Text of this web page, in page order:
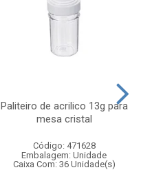
Paliteiro de acrilico 13g para
mesa cristal
Código: 471628
Embalagem: Unidade
Caixa Com: 36 Unidade(s)